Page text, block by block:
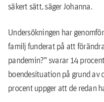
säkert sätt, säger Johanna.
Undersökningen har
familj funderat på att
pandemin?” svarar 14
boendesituation på grund av
procent uppger att de redan